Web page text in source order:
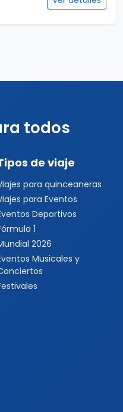
todos
de viaje
para quinceaneras
para Eventos
Deportivos
1
2026
Musicales y